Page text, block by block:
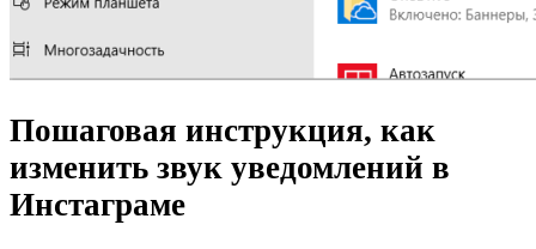
Пошаговая инструкция, как
изменить звук уведомлений в
Инстаграме